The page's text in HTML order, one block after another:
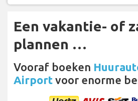
Een vakantie- of
plannen …
Vooraf boeken
Airport voor enorme